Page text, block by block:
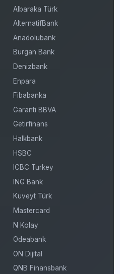
Albaraka Türk
AlternatifBank
Anadolubank
Burgan Bank
Denizbank
Enpara
Fibabanka
Garanti BBVA
Getirfinans
Halkbank
HSBC
ICBC Turkey
ING Bank
Kuveyt Türk
Mastercard
N Kolay
Odeabank
ON Dijital
QNB Finansbank